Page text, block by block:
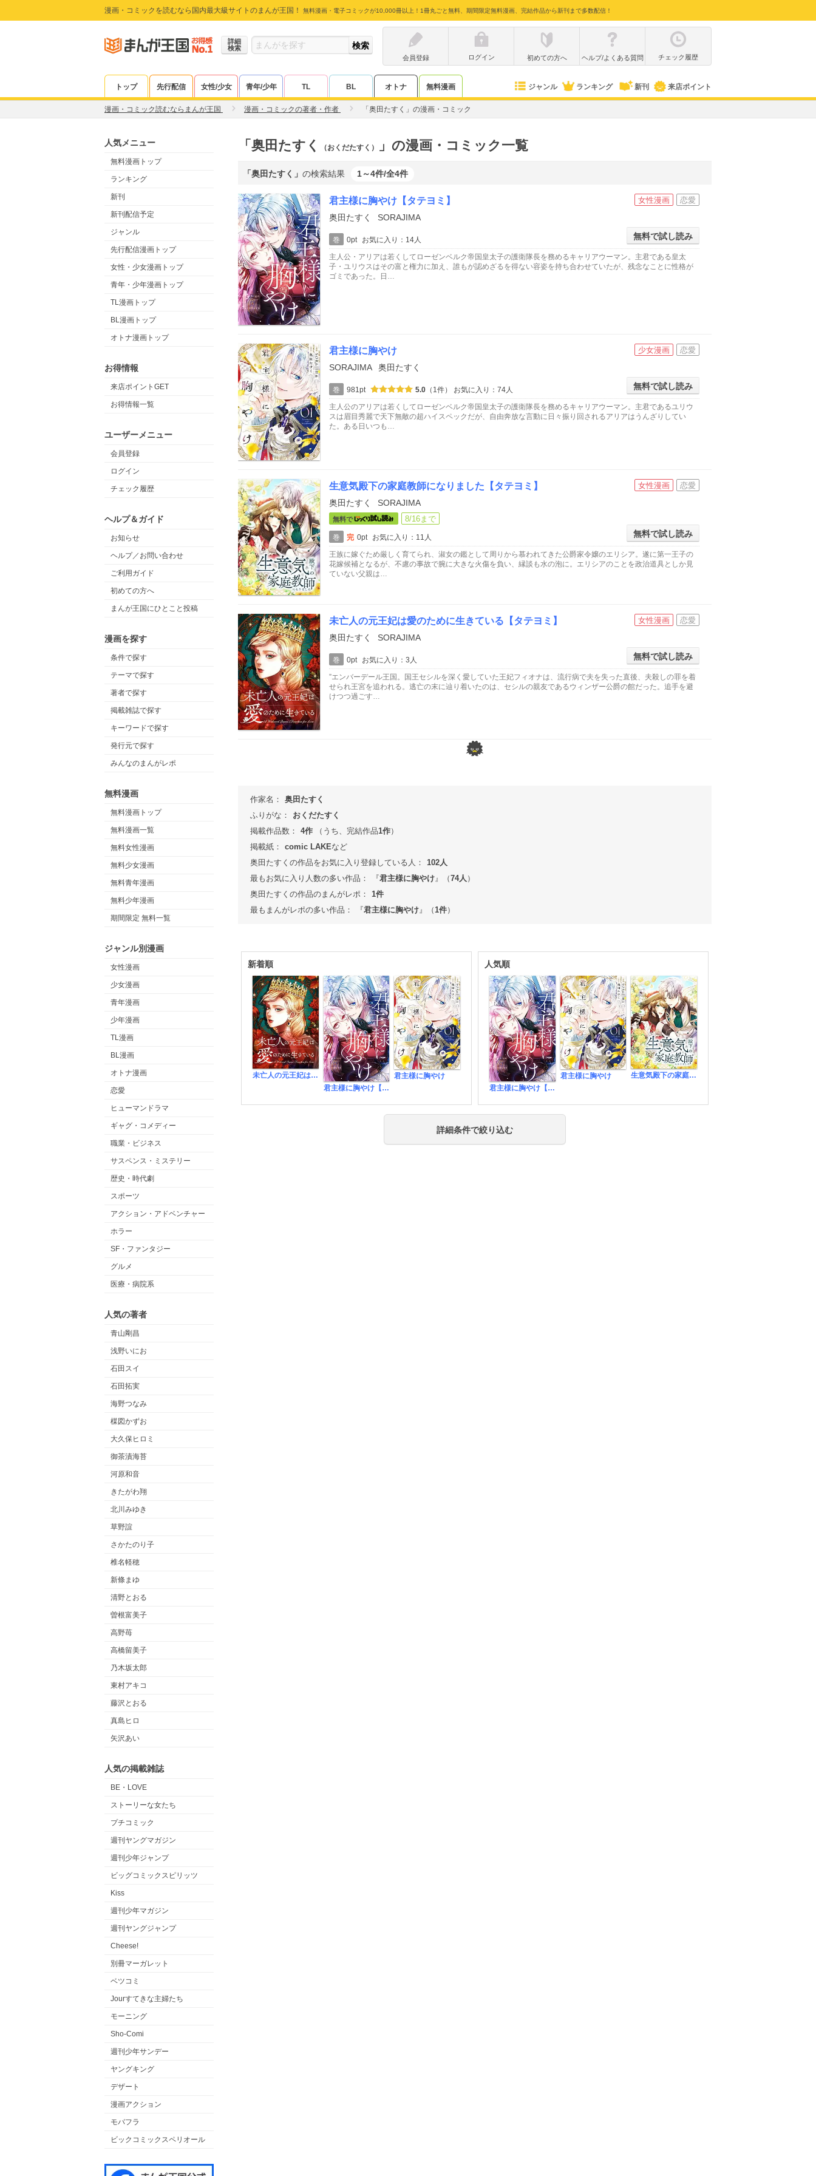
漫画・コミックを読むなら国内最大級サイトのまんが王国！ 無料漫画・電子コミックが10,000冊以上！1冊丸ごと無料、期間限定無料漫画、完結作品から新刊まで多数配信！
詳細
検索
会員登録
ログイン 初めての方へ ヘルプ/よくある質問 チェック履歴
トップ 先行配信 女性/少女 青年/少年 TL BL オトナ 無料漫画 ジャンル ランキング 新刊 来店ポイント
漫画・コミック読むならまんが王国 漫画・コミックの著者・作者 「奥田たすく」の漫画・コミック
人気メニュー
無料漫画トップ
ランキング
新刊
新刊配信予定
ジャンル
先行配信漫画トップ
女性・少女漫画トップ
青年・少年漫画トップ
TL漫画トップ
BL漫画トップ
オトナ漫画トップ
お得情報
来店ポイントGET
お得情報一覧
ユーザーメニュー
会員登録
ログイン
チェック履歴
ヘルプ＆ガイド
お知らせ
ヘルプ／お問い合わせ
ご利用ガイド
初めての方へ
まんが王国にひとこと投稿
漫画を探す
条件で探す
テーマで探す
著者で探す
掲載雑誌で探す
キーワードで探す
発行元で探す
みんなのまんがレポ
無料漫画
無料漫画トップ
無料漫画一覧
無料女性漫画
無料少女漫画
無料青年漫画
無料少年漫画
期間限定 無料一覧
ジャンル別漫画
女性漫画
少女漫画
青年漫画
少年漫画
TL漫画
BL漫画
オトナ漫画
恋愛
ヒューマンドラマ
ギャグ・コメディー
職業・ビジネス
サスペンス・ミステリー
歴史・時代劇
スポーツ
アクション・アドベンチャー
ホラー
SF・ファンタジー
グルメ
医療・病院系
人気の著者
青山剛昌
浅野いにお
石田スイ
石田拓実
海野つなみ
楳図かずお
大久保ヒロミ
御茶漬海苔
河原和音
きたがわ翔
北川みゆき
草野誼
さかたのり子
椎名軽穂
新條まゆ
清野とおる
曽根富美子
高野苺
高橋留美子
乃木坂太郎
東村アキコ
藤沢とおる
真島ヒロ
矢沢あい
人気の掲載雑誌
BE・LOVE
ストーリーな女たち
プチコミック
週刊ヤングマガジン
週刊少年ジャンプ
ビッグコミックスピリッツ
Kiss
週刊少年マガジン
週刊ヤングジャンプ
Cheese!
別冊マーガレット
ベツコミ
Jourすてきな主婦たち
モーニング
Sho-Comi
週刊少年サンデー
ヤングキング
デザート
漫画アクション
モバフラ
ビックコミックスペリオール
「奥田たすく （おくだたすく） 」の漫画・コミック一覧
「奥田たすく」 の検索結果 1～4件/全4件
女性漫画 恋愛
君主様に胸やけ【タテヨミ】
奥田たすく
SORAJIMA
無料で試し読み
巻 0pt
お気に入り：14人
主人公・アリアは若くしてローゼンベルク帝国皇太子の護衛隊長を務めるキャリアウーマン。主君である皇太
子・ユリウスはその富と権力に加え、誰もが認めざるを得ない容姿を持ち合わせていたが、残念なことに性格が
ゴミであった。日…
少女漫画 恋愛
君主様に胸やけ
SORAJIMA
奥田たすく
無料で試し読み
巻 981pt 5.0 （1件）
お気に入り：74人
主人公のアリアは若くしてローゼンベルク帝国皇太子の護衛隊長を務めるキャリアウーマン。主君であるユリウ
スは眉目秀麗で天下無敵の超ハイスペックだが、自由奔放な言動に日々振り回されるアリアはうんざりしてい
た。ある日いつも…
女性漫画 恋愛
生意気殿下の家庭教師になりました【タテヨミ】
奥田たすく SORAJIMA
無料で 8/16まで
無料で試し読み
巻 完 0pt
お気に入り：11人
王族に嫁ぐため厳しく育てられ、淑女の鑑として周りから慕われてきた公爵家令嬢のエリシア。遂に第一王子の
花嫁候補となるが、不慮の事故で腕に大きな火傷を負い、縁談も水の泡に。エリシアのことを政治道具としか見
ていない父親は…
女性漫画 恋愛
未亡人の元王妃は愛のために生きている【タテヨミ】
奥田たすく
SORAJIMA
無料で試し読み
巻 0pt
お気に入り：3人
”エンバーデール王国。国王セシルを深く愛していた王妃フィオナは、流行病で夫を失った直後、夫殺しの罪を着
せられ王宮を追われる。逃亡の末に辿り着いたのは、セシルの親友であるウィンザー公爵の館だった。追手を避
けつつ過ごす…
作家名：
奥田たすく
ふりがな：
おくだたすく
掲載作品数：
4作 （うち、完結作品1作）
掲載紙：
comic LAKEなど
奥田たすくの作品をお気に入り登録している人：
102人
最もお気に入り人数の多い作品：
『君主様に胸やけ 』（74人 ）
奥田たすくの作品のまんがレポ：
1件
最もまんがレポの多い作品：
『君主様に胸やけ 』（ 1件）
新着順
未亡人の元王妃は愛のために生きている【タテヨミ】
君主様に胸やけ【タテヨミ】
君主様に胸やけ
人気順
君主様に胸やけ【タテヨミ】
君主様に胸やけ 生意気殿下の家庭教師になりました【タテヨミ】
詳細条件で絞り込む